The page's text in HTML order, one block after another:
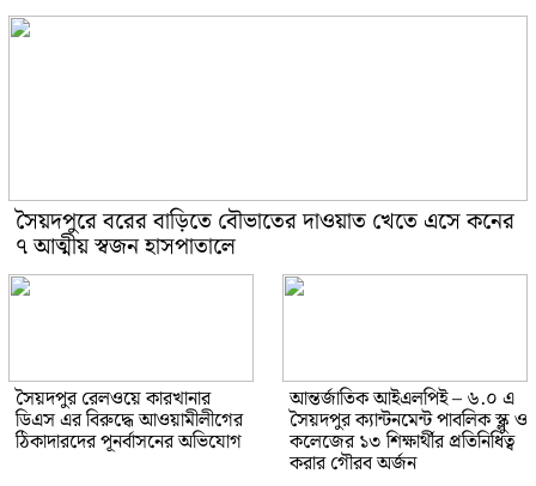
সৈয়দপুরে বরের বাড়িতে বৌভাতের দাওয়াত খেতে এসে কনের
৭ আত্মীয় স্বজন হাসপাতালে
সৈয়দপুর রেলওয়ে কারখানার
ডিএস এর বিরুদ্ধে আওয়ামীলীগের
ঠিকাদারদের পূনর্বাসনের অভিযোগ
আন্তর্জাতিক আইএলপিই – ৬.০ এ
সৈয়দপুর ক্যান্টনমেন্ট পাবলিক স্ক্লু ও
কলেজের ১৩ শিক্ষার্থীর প্রতিনিধিত্ব
করার গৌরব অর্জন